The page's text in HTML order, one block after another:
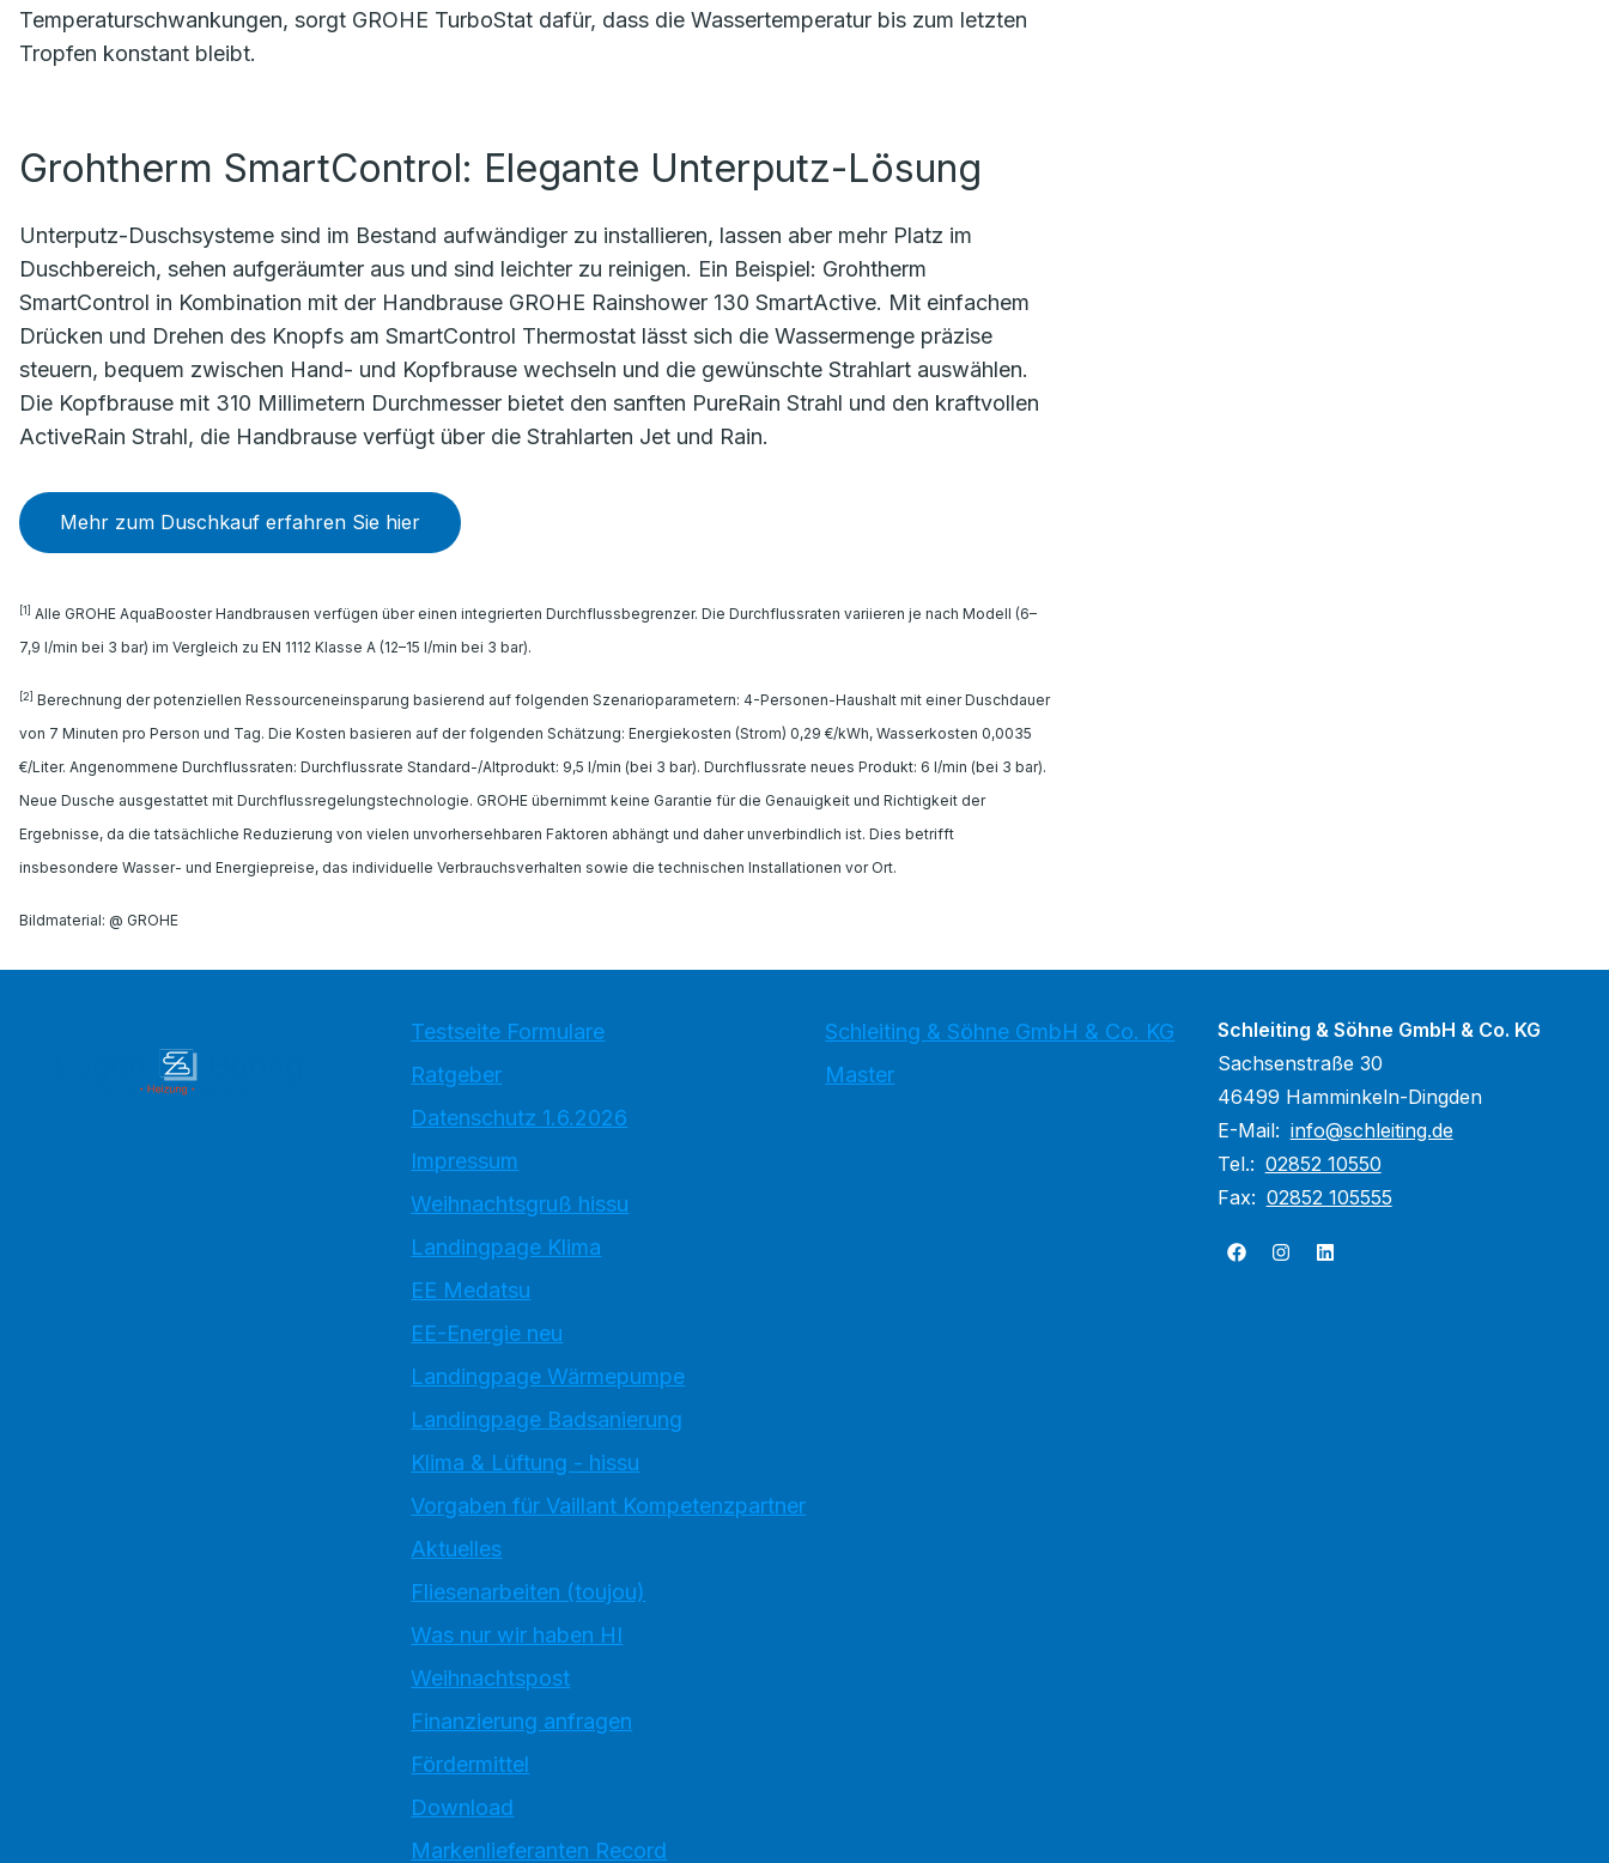
Temperaturschwankungen, sorgt GROHE TurboStat dafür, dass die Wassertemperatur bis zum letzten
Tropfen konstant bleibt.
Grohtherm SmartControl: Elegante Unterputz-Lösung
Unterputz-Duschsysteme sind im Bestand aufwändiger zu installieren, lassen aber mehr Platz im
Duschbereich, sehen aufgeräumter aus und sind leichter zu reinigen. Ein Beispiel: Grohtherm
SmartControl in Kombination mit der Handbrause GROHE Rainshower 130 SmartActive. Mit einfachem
Drücken und Drehen des Knopfs am SmartControl Thermostat lässt sich die Wassermenge präzise
steuern, bequem zwischen Hand- und Kopfbrause wechseln und die gewünschte Strahlart auswählen.
Die Kopfbrause mit 310 Millimetern Durchmesser bietet den sanften PureRain Strahl und den kraftvollen
ActiveRain Strahl, die Handbrause verfügt über die Strahlarten Jet und Rain.
Mehr zum Duschkauf erfahren Sie hier
[1] Alle GROHE AquaBooster Handbrausen verfügen über einen integrierten Durchflussbegrenzer. Die Durchflussraten variieren je nach Modell (6–
7,9 l/min bei 3 bar) im Vergleich zu EN 1112 Klasse A (12–15 l/min bei 3 bar).
[2] Berechnung der potenziellen Ressourceneinsparung basierend auf folgenden Szenarioparametern: 4-Personen-Haushalt mit einer Duschdauer
von 7 Minuten pro Person und Tag. Die Kosten basieren auf der folgenden Schätzung: Energiekosten (Strom) 0,29 €/kWh, Wasserkosten 0,0035
€/Liter. Angenommene Durchflussraten: Durchflussrate Standard-/Altprodukt: 9,5 l/min (bei 3 bar). Durchflussrate neues Produkt: 6 l/min (bei 3 bar).
Neue Dusche ausgestattet mit Durchflussregelungstechnologie. GROHE übernimmt keine Garantie für die Genauigkeit und Richtigkeit der
Ergebnisse, da die tatsächliche Reduzierung von vielen unvorhersehbaren Faktoren abhängt und daher unverbindlich ist. Dies betrifft
insbesondere Wasser- und Energiepreise, das individuelle Verbrauchsverhalten sowie die technischen Installationen vor Ort.
Bildmaterial: @ GROHE
Testseite Formulare
Ratgeber
Datenschutz 1.6.2026
Impressum
Weihnachtsgruß hissu
Landingpage Klima
EE Medatsu
EE-Energie neu
Landingpage Wärmepumpe
Landingpage Badsanierung
Klima & Lüftung - hissu
Vorgaben für Vaillant Kompetenzpartner
Aktuelles
Fliesenarbeiten (toujou)
Was nur wir haben HI
Weihnachtspost
Finanzierung anfragen
Fördermittel
Download
Markenlieferanten Record
Schleiting & Söhne GmbH & Co. KG
Master
Schleiting & Söhne GmbH & Co. KG
Sachsenstraße 30
46499 Hamminkeln-Dingden
E-Mail: info@schleiting.de
Tel.: 02852 10550
Fax: 02852 105555